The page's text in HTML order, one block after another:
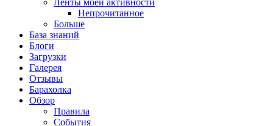
Непрочитанное
Больше
База знаний
Блоги
Загрузки
Галерея
Отзывы
Барахолка
Обзор
Правила
События